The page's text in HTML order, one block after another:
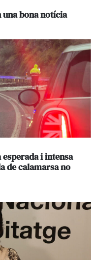
una bona notícia
esperada i intensa
de calamarsa no